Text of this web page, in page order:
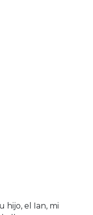
hijo, el Ian, mi